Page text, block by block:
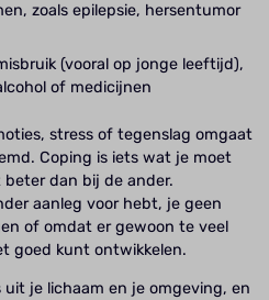
zoals epilepsie, hersentumor
(vooral op jonge leeftijd),
of medicijnen
stress of tegenslag omgaat
Coping is iets wat je moet
dan bij de ander.
aanleg voor hebt, je geen
of omdat er gewoon te veel
goed kunt ontwikkelen.
je lichaam en je omgeving, en